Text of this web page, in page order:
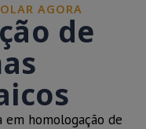
AGORA
de
em homologação de